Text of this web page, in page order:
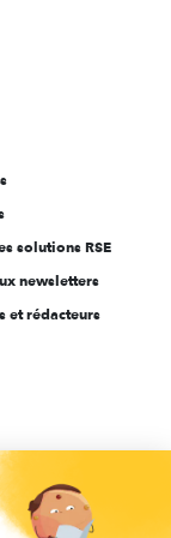
solutions RSE
newsletters
et rédacteurs